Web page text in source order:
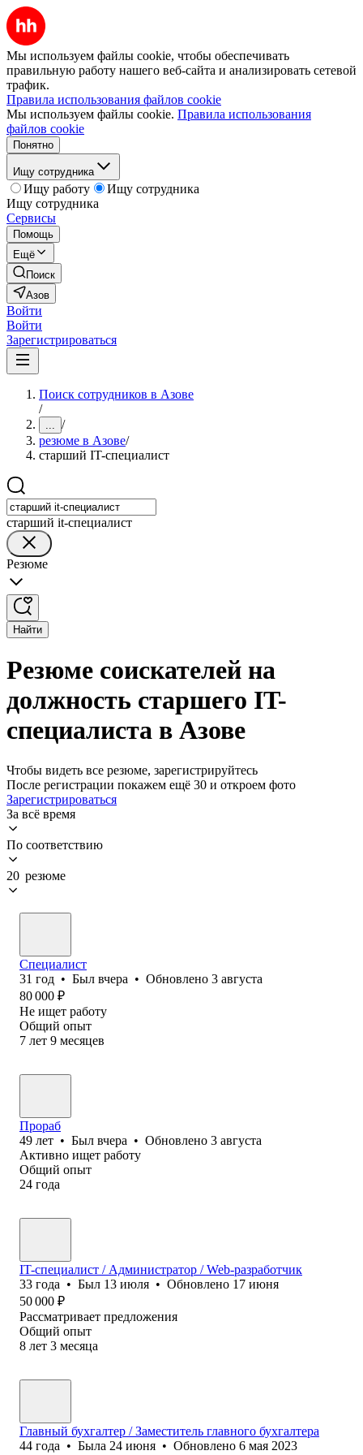
Мы используем файлы cookie, чтобы обеспечивать
правильную работу нашего веб-сайта и анализировать сетевой
трафик.
Правила использования файлов cookie
Мы используем файлы cookie. Правила использования
файлов cookie
Понятно
Ищу сотрудника
Ищу работу
Ищу сотрудника
Ищу сотрудника
Сервисы
Помощь
Ещё
Поиск
Азов
Войти
Войти
Зарегистрироваться
Поиск сотрудников в Азове
/
... /
резюме в Азове/
старший IT-специалист
старший it-специалист
Резюме
Найти
Резюме соискателей на
должность старшего IT-
специалиста в Азове
Чтобы видеть все резюме, зарегистрируйтесь
После регистрации покажем ещё 30 и откроем фото
Зарегистрироваться
За всё время
По соответствию
20 резюме
Специалист
31 год • Был вчера • Обновлено 3 августа
80 000 ₽
Не ищет работу
Общий опыт
7 лет 9 месяцев
Прораб
49 лет • Был вчера • Обновлено 3 августа
Активно ищет работу
Общий опыт
24 года
IT-специалист / Администратор / Web-разработчик
33 года • Был 13 июля • Обновлено 17 июня
50 000 ₽
Рассматривает предложения
Общий опыт
8 лет 3 месяца
Главный бухгалтер / Заместитель главного бухгалтера
44 года • Была 24 июня • Обновлено 6 мая 2023